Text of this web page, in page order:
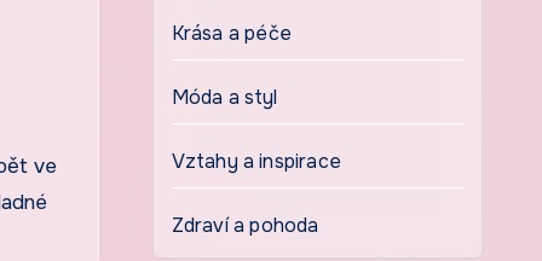
ve
Krása a péče
Móda a styl
Vztahy a inspirace
Zdraví a pohoda